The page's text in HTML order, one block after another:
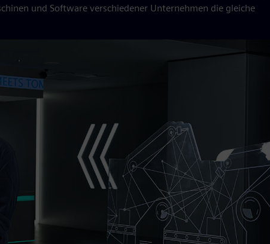
und Software verschiedener Unternehmen die gleiche